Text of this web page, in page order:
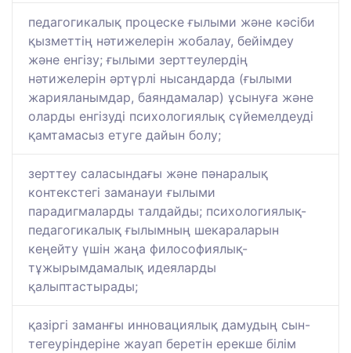
педагогикалық процеске ғылыми және кәсіби
қызметтің нәтижелерін жобалау, бейімдеу
және енгізу; ғылыми зерттеулердің
нәтижелерін әртүрлі нысандарда (ғылыми
жарияланымдар, баяндамалар) ұсынуға және
оларды енгізуді психологиялық сүйемелдеуді
қамтамасыз етуге дайын болу;
зерттеу саласындағы және пәнаралық
контекстегі заманауи ғылыми
парадигмаларды талдайды; психологиялық-
педагогикалық ғылымның шекараларын
кеңейту үшін жаңа философиялық-
тұжырымдамалық идеяларды
қалыптастырады;
қазіргі заманғы инновациялық дамудың сын-
тегеуріндеріне жауап беретін ерекше білім